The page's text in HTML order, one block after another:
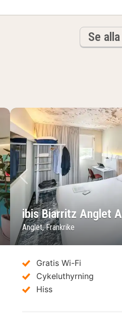
Se
bildFöregående bild
ibis Biarritz Anglet
Anglet, Frankrike
Gratis Wi-Fi
Cykeluthyrning
Hiss